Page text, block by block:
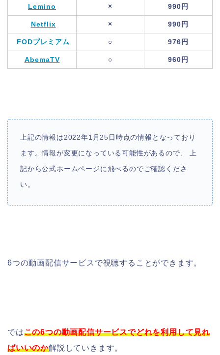
Lemino × 990円
Netflix × 990円
FODプレミアム ○ 976円
AbemaTV ○ 960円
上記の情報は2022年1月25日時点の情報となっており
ます。情報が変更になっている可能性があるので、 上
記から公式ホームページに飛べるのでご確認くださ
い。
6つの動画配信サービスで視聴することができます。
ではこの6つの動画配信サービスでどれを利用して見れ
ばいいのか解説していきます。